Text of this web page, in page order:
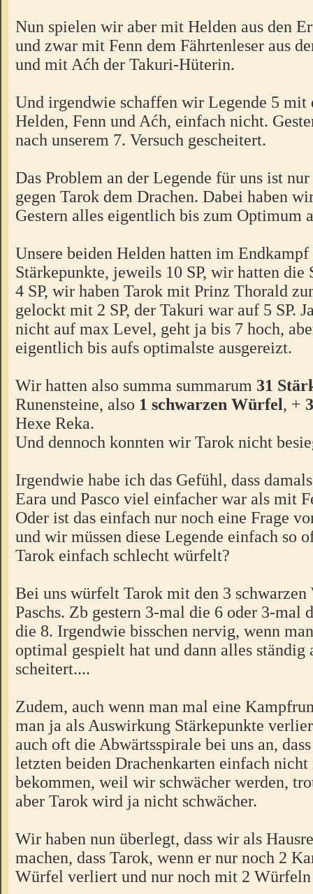
Nun spielen wir aber mit Helden aus den
und zwar mit Fenn dem Fährtenleser aus
und mit Aćh der Takuri-Hüterin.
Und irgendwie schaffen wir Legende 5 mit
Helden, Fenn und Aćh, einfach nicht.
nach unserem 7. Versuch gescheitert.
Das Problem an der Legende für uns ist
gegen Tarok dem Drachen. Dabei haben
Gestern alles eigentlich bis zum Optimum
Unsere beiden Helden hatten im
Stärkepunkte, jeweils 10 SP, wir hatten
4 SP, wir haben Tarok mit Prinz Thorald
gelockt mit 2 SP, der Takuri war auf 5 SP.
nicht auf max Level, geht ja bis 7 hoch,
eigentlich bis aufs optimalste ausgereizt.
Wir hatten also summa summarum 31
Runensteine, also 1 schwarzen Würfel, +
Hexe Reka.
Und dennoch konnten wir Tarok nicht
Irgendwie habe ich das Gefühl, dass
Eara und Pasco viel einfacher war als mit
Oder ist das einfach nur noch eine Frage
und wir müssen diese Legende einfach so
Tarok einfach schlecht würfelt?
Bei uns würfelt Tarok mit den 3
Paschs. Zb gestern 3-mal die 6 oder 3-mal
die 8. Irgendwie bisschen nervig, wenn
optimal gespielt hat und dann alles ständig
scheitert....
Zudem, auch wenn man mal eine
man ja als Auswirkung Stärkepunkte
auch oft die Abwärtsspirale bei uns an,
letzten beiden Drachenkarten einfach nicht
bekommen, weil wir schwächer werden,
aber Tarok wird ja nicht schwächer.
Wir haben nun überlegt, dass wir als
machen, dass Tarok, wenn er nur noch 2
Würfel verliert und nur noch mit 2